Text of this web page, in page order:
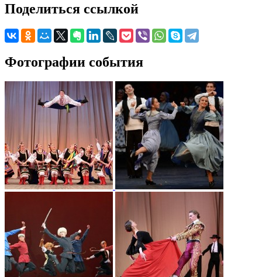
Поделиться ссылкой
Фотографии события